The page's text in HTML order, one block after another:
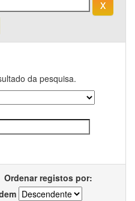
da pesquisa.
Ordenar registos por: